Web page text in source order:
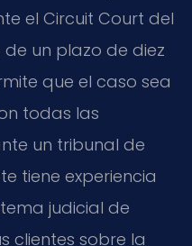
el Circuit Court del
un plazo de diez
que el caso sea
todas las
un tribunal de
tiene experiencia
judicial de
clientes sobre la